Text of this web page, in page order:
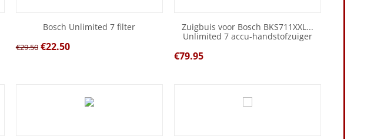
Bosch Unlimited 7 filter
€29.50 €22.50
Zuigbuis voor Bosch BKS711XXL...
Unlimited 7 accu-handstofzuiger
€79.95